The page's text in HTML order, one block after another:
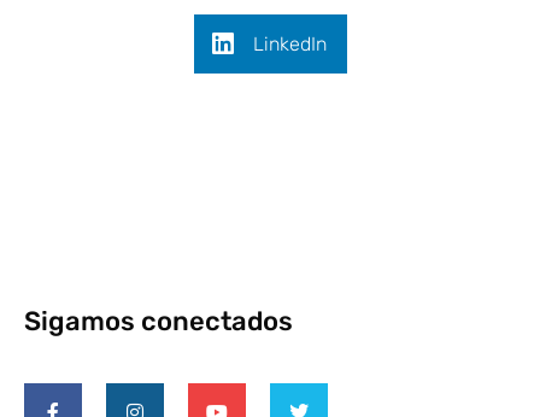
LinkedIn
Sigamos conectados